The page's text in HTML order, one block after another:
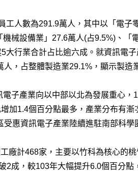
人數為291.9萬人，其中以「電子
械設備業」27.6萬人(占9.5%)、「
行業合計占比逾六成。就資訊電
，占整體製造業29.1%，顯示製造
子產業向以中部以北為發展重心，
加1.4個百分點最多，產業分布有漸
惠資訊電子產業陸續進駐南部科學
廠計468家，主要以竹科為核心的桃
2成，較103年大幅提升6.0個百分點